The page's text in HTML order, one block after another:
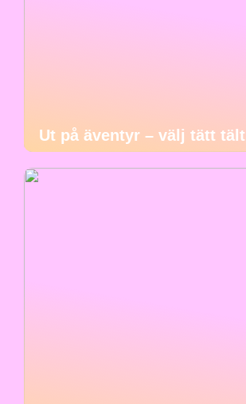
Ut på äventyr – välj tätt tält